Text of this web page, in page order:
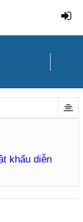
khẩu diễn